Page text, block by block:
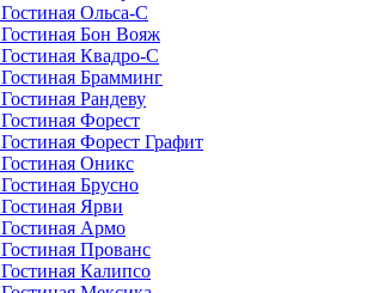
Гостиная Ольса-С
Гостиная Бон Вояж
Гостиная Квадро-С
Гостиная Брамминг
Гостиная Рандеву
Гостиная Форест
Гостиная Форест Графит
Гостиная Оникс
Гостиная Брусно
Гостиная Ярви
Гостиная Армо
Гостиная Прованс
Гостиная Калипсо